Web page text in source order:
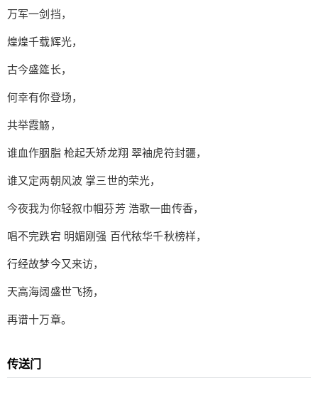
万军一剑挡，
煌煌千载辉光，
古今盛筵长，
何幸有你登场，
共举霞觞，
谁血作胭脂 枪起夭矫龙翔 翠袖虎符封疆，
谁又定两朝风波 掌三世的荣光，
今夜我为你轻叙巾帼芬芳 浩歌一曲传香，
唱不完跌宕 明媚刚强 百代秾华千秋榜样，
行经故梦今又来访，
天高海阔盛世飞扬，
再谱十万章。
传送门